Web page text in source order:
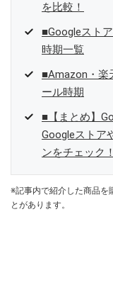
を比較！
■Googleスト
時期一覧
■Amazon・楽
ール時期
■【まとめ】
Googleストア
ンをチェック！
※記事内で紹介した商品を
とがあります。